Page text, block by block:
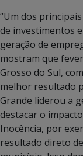
“Um dos
de investimentos
geração de
mostram que
Grosso do Sul,
melhor resultado
Grande liderou a
destacar o
Inocência, por
resultado direto